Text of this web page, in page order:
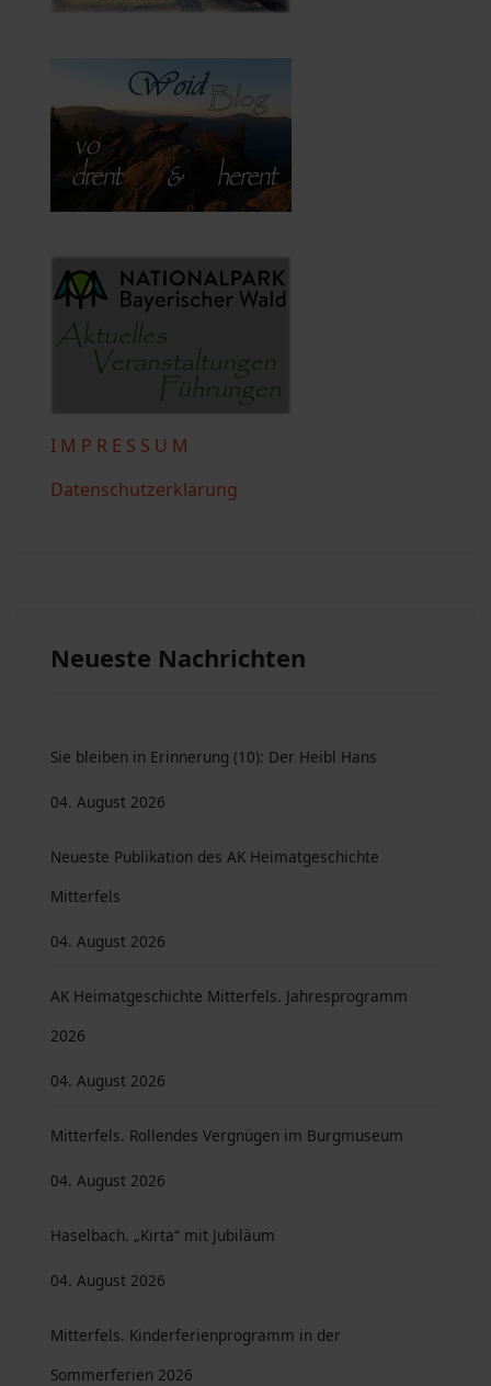
I M P R E S S U M
Datenschutzerklärung
Neueste Nachrichten
Sie bleiben in Erinnerung (10): Der Heibl Hans
04. August 2026
Neueste Publikation des AK Heimatgeschichte
Mitterfels
04. August 2026
AK Heimatgeschichte Mitterfels. Jahresprogramm
2026
04. August 2026
Mitterfels. Rollendes Vergnügen im Burgmuseum
04. August 2026
Haselbach. „Kirta“ mit Jubiläum
04. August 2026
Mitterfels. Kinderferienprogramm in der
Sommerferien 2026